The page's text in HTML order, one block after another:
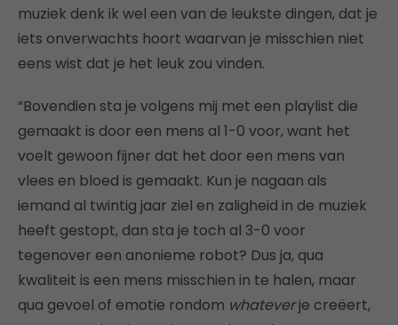
muziek denk ik wel een van de leukste dingen, dat je
iets onverwachts hoort waarvan je misschien niet
eens wist dat je het leuk zou vinden.
“Bovendien sta je volgens mij met een playlist die
gemaakt is door een mens al 1-0 voor, want het
voelt gewoon fijner dat het door een mens van
vlees en bloed is gemaakt. Kun je nagaan als
iemand al twintig jaar ziel en zaligheid in de muziek
heeft gestopt, dan sta je toch al 3-0 voor
tegenover een anonieme robot? Dus ja, qua
kwaliteit is een mens misschien in te halen, maar
qua gevoel of emotie rondom whateverje creëert,